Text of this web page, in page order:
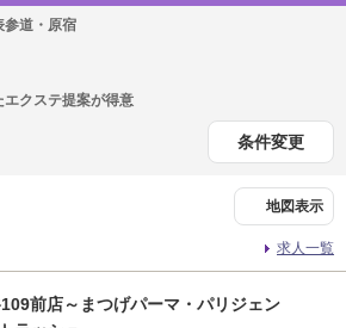
参道・原宿
エクステ提案が得意
条件変更
地図表示
求人一覧
前店～まつげパーマ・パリジェン